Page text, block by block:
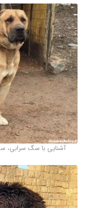
آشنایی با سگ سرابی،